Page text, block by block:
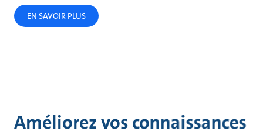
EN SAVOIR PLUS
Améliorez vos connaissances